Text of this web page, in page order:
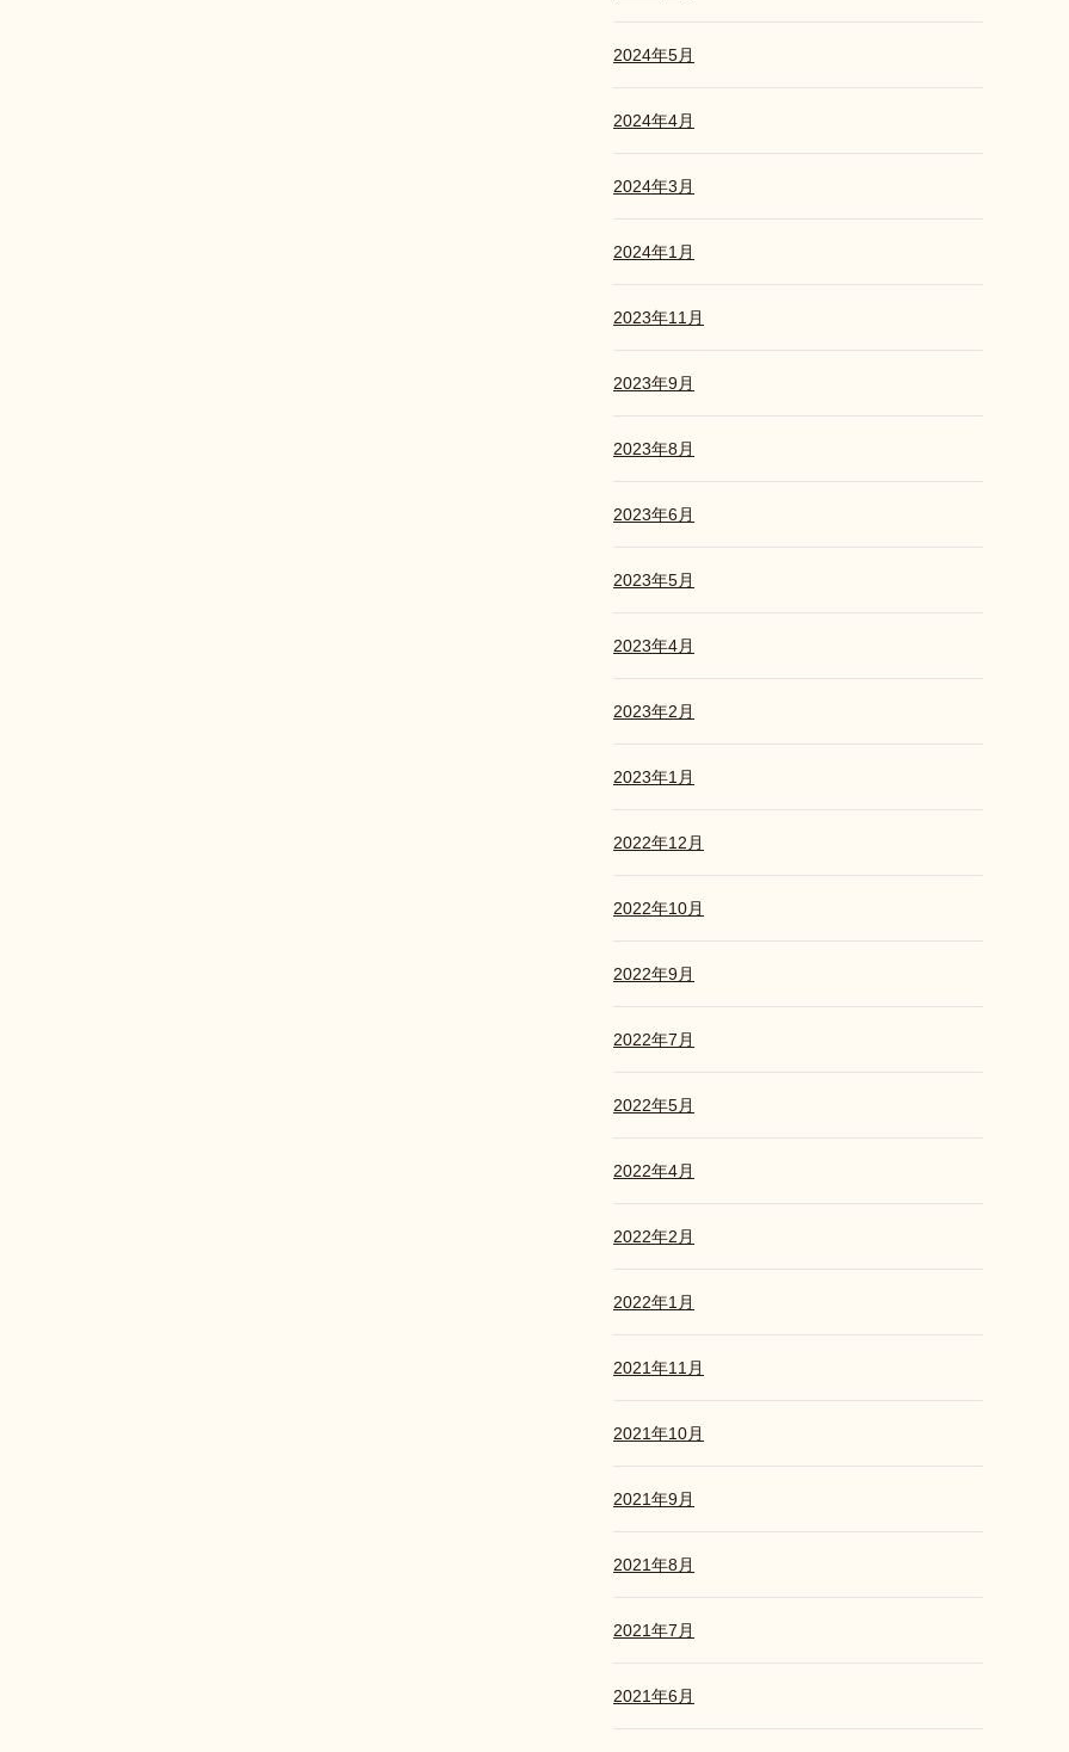
2024年5月
2024年4月
2024年3月
2024年1月
2023年11月
2023年9月
2023年8月
2023年6月
2023年5月
2023年4月
2023年2月
2023年1月
2022年12月
2022年10月
2022年9月
2022年7月
2022年5月
2022年4月
2022年2月
2022年1月
2021年11月
2021年10月
2021年9月
2021年8月
2021年7月
2021年6月